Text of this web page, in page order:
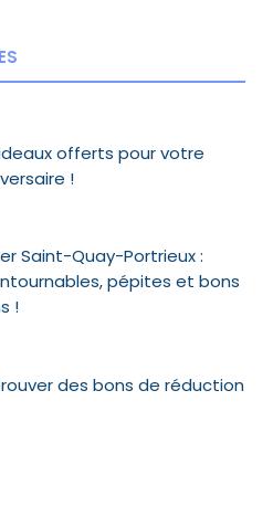
offerts pour votre
!
Saint-Quay-Portrieux :
pépites et bons
!
des bons de réduction